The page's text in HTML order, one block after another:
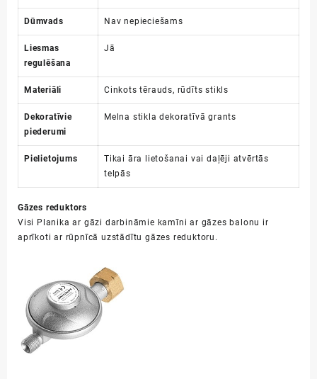
Dūmvads Nav nepieciešams
Liesmas
regulēšana
Jā
Materiāli Cinkots tērauds, rūdīts stikls
Dekoratīvie
piederumi
Melna stikla dekoratīvā grants
Pielietojums
Tikai āra lietošanai vai daļēji atvērtās
telpās
Gāzes reduktors
Visi Planika ar gāzi darbināmie kamīni ar gāzes balonu ir
aprīkoti ar rūpnīcā uzstādītu gāzes reduktoru.